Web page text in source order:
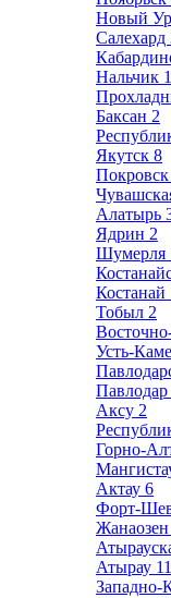
Новый
Салехард
Нальчик
Баксан 2
Якутск 8
Покровск
Алатырь
Ядрин 2
Шумерля
Костанай
Тобыл 2
Усть-
Павлодар
Аксу 2
Горно-
Актау 6
Форт-
Жанаозен
Атырау 11
Западно-